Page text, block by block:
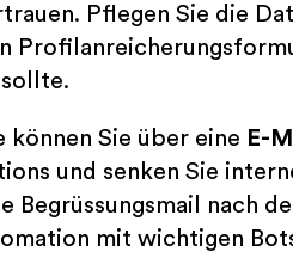
Pflegen Sie die
können Sie über eine E-
und senken Sie
Begrüssungsmail nach
mit wichtigen